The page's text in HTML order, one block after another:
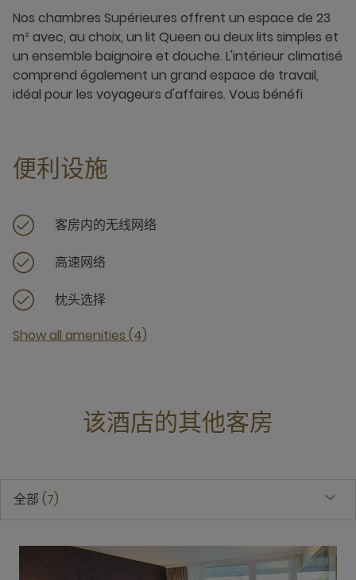
Nos chambres Supérieures offrent un espace de 23
m² avec, au choix, un lit Queen ou deux lits simples et
un ensemble baignoire et douche. L'intérieur climatisé
comprend également un grand espace de travail,
idéal pour les voyageurs d'affaires. Vous bénéfi
便利设施
客房内的无线网络
高速网络
枕头选择
Show all amenities (4)
该酒店的其他客房
全部 7